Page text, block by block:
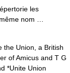
les
nom …
Union, a British
of Amicus and T G
*Unite Union